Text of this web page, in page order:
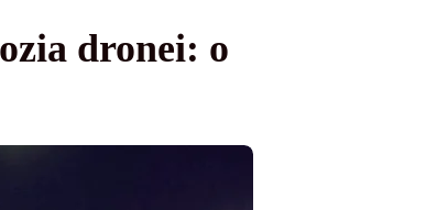
dronei: o